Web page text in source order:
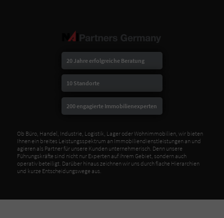
20 Jahre erfolgreiche Beratung
10 Standorte
200 engagierte Immobilienexperten
Ob Büro, Handel, Industrie, Logistik, Lager oder Wohnimmobilien, wir bieten
Ihnen ein breites Leistungsspektrum an Immobiliendienstleistungen an und
agieren als Partner für unsere Kunden unternehmerisch. Denn unsere
Führungskräfte sind nicht nur Experten auf ihrem Gebiet, sondern auch
operativ beteiligt. Darüber hinaus zeichnen wir uns durch flache Hierarchien
und kurze Entscheidungswege aus.